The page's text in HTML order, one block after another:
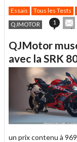
Essais Tous les Tests
QJMOTOR
1
cet
à
un
ami
QJMotor
avec la SRK
un prix contenu à